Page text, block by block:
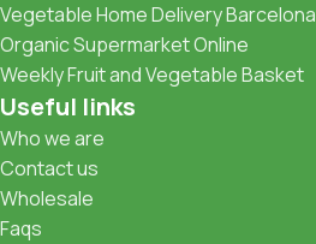
Vegetable Home Delivery Barcelona
Organic Supermarket Online
Weekly Fruit and Vegetable Basket
Useful links
Who we are
Contact us
Wholesale
Faqs